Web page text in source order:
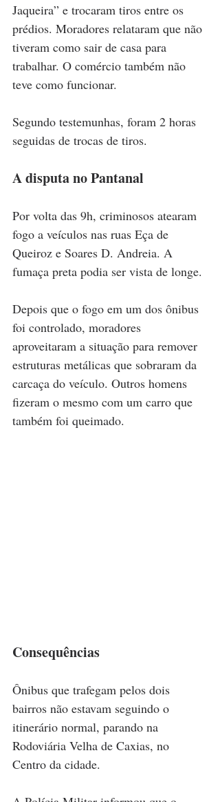
Jaqueira” e trocaram tiros entre os
prédios. Moradores relataram que não
tiveram como sair de casa para
trabalhar. O comércio também não
teve como funcionar.
Segundo testemunhas, foram 2 horas
seguidas de trocas de tiros.
A disputa no Pantanal
Por volta das 9h, criminosos atearam
fogo a veículos nas ruas Eça de
Queiroz e Soares D. Andreia. A
fumaça preta podia ser vista de longe.
Depois que o fogo em um dos ônibus
foi controlado, moradores
aproveitaram a situação para remover
estruturas metálicas que sobraram da
carcaça do veículo. Outros homens
fizeram o mesmo com um carro que
também foi queimado.
Consequências
Ônibus que trafegam pelos dois
bairros não estavam seguindo o
itinerário normal, parando na
Rodoviária Velha de Caxias, no
Centro da cidade.